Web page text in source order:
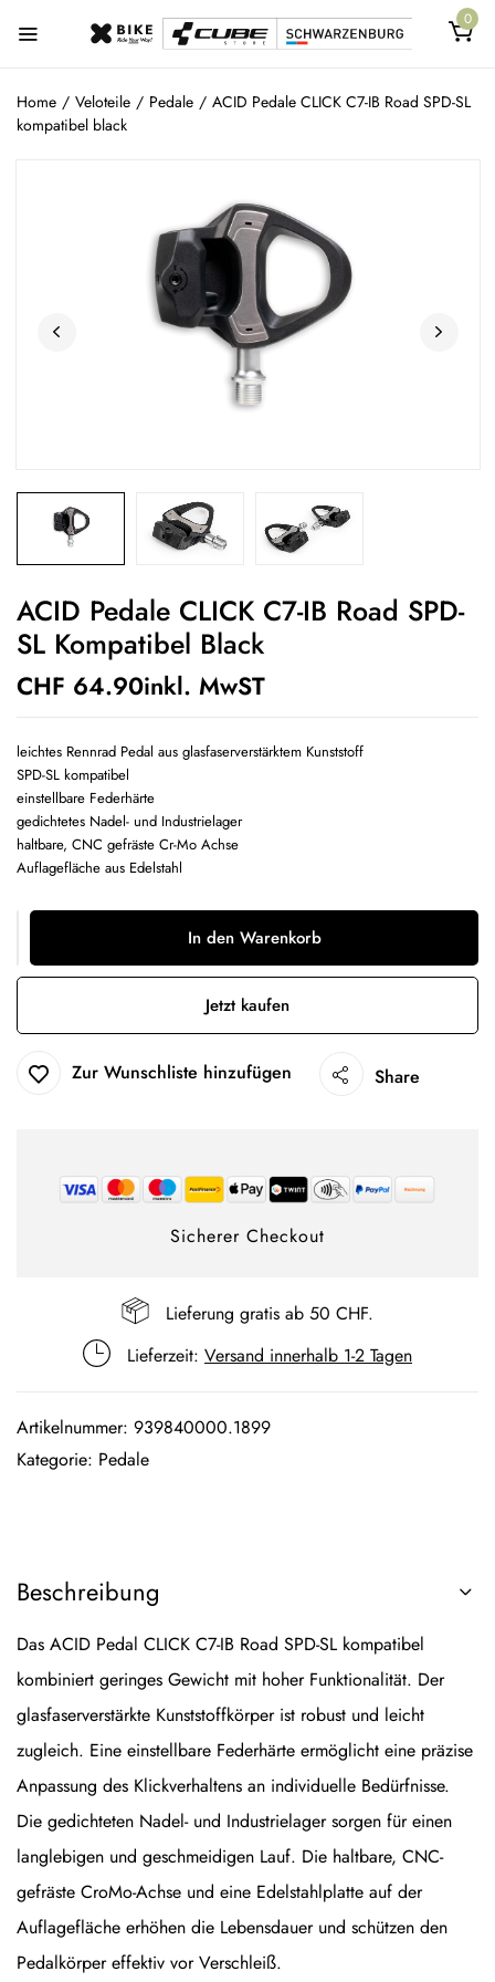
0
Home / Veloteile / Pedale / ACID Pedale CLICK C7-IB Road SPD-SL
kompatibel black
ACID Pedale CLICK C7-IB Road SPD-
SL Kompatibel Black
CHF 64.90inkl. MwST
leichtes Rennrad Pedal aus glasfaserverstärktem Kunststoff
SPD-SL kompatibel
einstellbare Federhärte
gedichtetes Nadel- und Industrielager
haltbare, CNC gefräste Cr-Mo Achse
Auflagefläche aus Edelstahl
In den Warenkorb
Jetzt kaufen
Zur Wunschliste hinzufügen Share
Sicherer Checkout
Lieferung gratis ab 50 CHF.
Lieferzeit: Versand innerhalb 1-2 Tagen
Artikelnummer: 939840000.1899
Kategorie: Pedale
Beschreibung
Das ACID Pedal CLICK C7-IB Road SPD-SL kompatibel
kombiniert geringes Gewicht mit hoher Funktionalität. Der
glasfaserverstärkte Kunststoffkörper ist robust und leicht
zugleich. Eine einstellbare Federhärte ermöglicht eine präzise
Anpassung des Klickverhaltens an individuelle Bedürfnisse.
Die gedichteten Nadel- und Industrielager sorgen für einen
langlebigen und geschmeidigen Lauf. Die haltbare, CNC-
gefräste CroMo-Achse und eine Edelstahlplatte auf der
Auflagefläche erhöhen die Lebensdauer und schützen den
Pedalkörper effektiv vor Verschleiß.